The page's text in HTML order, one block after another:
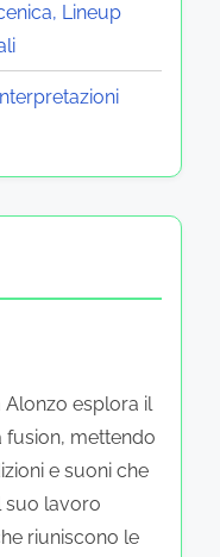
Lineup
esplora il
mettendo
e suoni che
suo lavoro
riuniscono le